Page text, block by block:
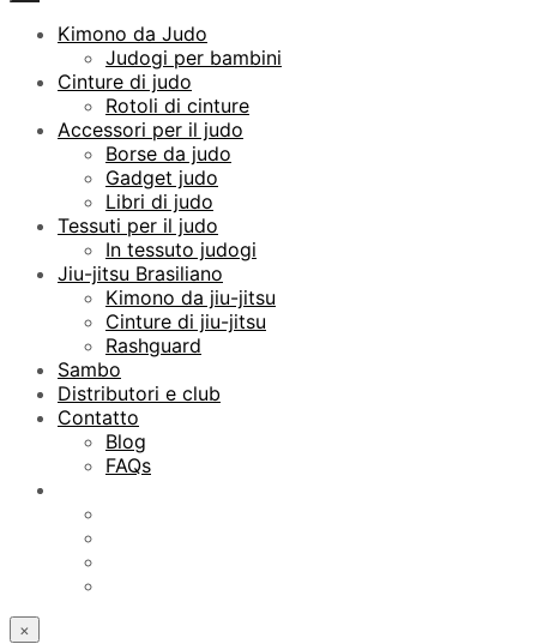
Kimono da Judo
Judogi per bambini
Cinture di judo
Rotoli di cinture
Accessori per il judo
Borse da judo
Gadget judo
Libri di judo
Tessuti per il judo
In tessuto judogi
Jiu-jitsu Brasiliano
Kimono da jiu-jitsu
Cinture di jiu-jitsu
Rashguard
Sambo
Distributori e club
Contatto
Blog
FAQs
×